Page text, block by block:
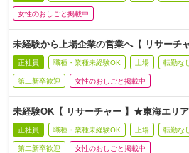
女性のおしごと掲載中
未経験から上場企業の営業へ【 リサーチ
正社員 職種・業種未経験OK 上場 転勤な
第二新卒歓迎 女性のおしごと掲載中
未経験OK【 リサーチャー 】★東海エリ
正社員 職種・業種未経験OK 上場 転勤な
第二新卒歓迎 女性のおしごと掲載中